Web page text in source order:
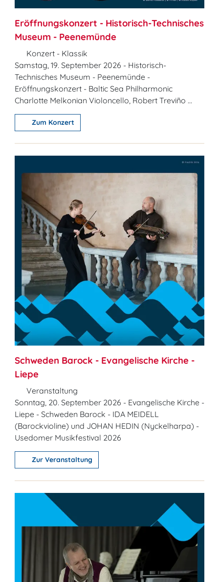
Eröffnungskonzert - Historisch-Technisches
Museum - Peenemünde
Konzert - Klassik
Samstag, 19. September 2026 - Historisch-
Technisches Museum - Peenemünde -
Eröffnungskonzert - Baltic Sea Philharmonic
Charlotte Melkonian Violoncello, Robert Treviño ...
Zum Konzert
Schweden Barock - Evangelische Kirche -
Liepe
Veranstaltung
Sonntag, 20. September 2026 - Evangelische Kirche -
Liepe - Schweden Barock - IDA MEIDELL
(Barockvioline) und JOHAN HEDIN (Nyckelharpa) -
Usedomer Musikfestival 2026
Zur Veranstaltung